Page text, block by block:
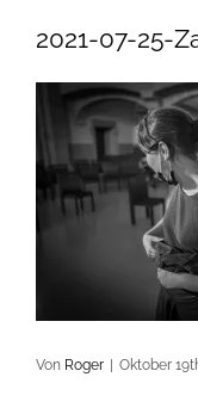
2021-07-25-
Von Roger Oktober